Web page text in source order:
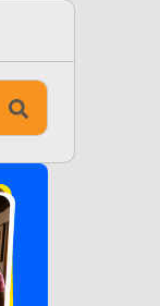
Search
for: